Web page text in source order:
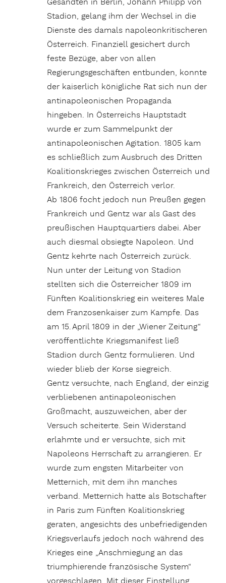
Gesandten in Berlin, Johann Philipp von
Stadion, gelang ihm der Wechsel in die
Dienste des damals napoleonkritischeren
Österreich. Finanziell gesichert durch
feste Bezüge, aber von allen
Regierungsgeschäften entbunden, konnte
der kaiserlich königliche Rat sich nun der
antinapoleonischen Propaganda
hingeben. In Österreichs Hauptstadt
wurde er zum Sammelpunkt der
antinapoleonischen Agitation. 1805 kam
es schließlich zum Ausbruch des Dritten
Koalitionskrieges zwischen Österreich und
Frankreich, den Österreich verlor.
Ab 1806 focht jedoch nun Preußen gegen
Frankreich und Gentz war als Gast des
preußischen Hauptquartiers dabei. Aber
auch diesmal obsiegte Napoleon. Und
Gentz kehrte nach Österreich zurück.
Nun unter der Leitung von Stadion
stellten sich die Österreicher 1809 im
Fünften Koalitionskrieg ein weiteres Male
dem Fran­zo­sen­kaiser zum Kampfe. Das
am 15. April 1809 in der „Wiener Zeitung“
veröffentlichte Kriegsmanifest ließ
Stadion durch Gentz formulieren. Und
wieder blieb der Korse siegreich.
Gentz versuchte, nach England, der einzig
verbliebenen antinapoleonischen
Großmacht, auszuweichen, aber der
Versuch scheiterte. Sein Widerstand
erlahmte und er versuchte, sich mit
Napoleons Herrschaft zu arrangieren. Er
wurde zum engsten Mitarbeiter von
Metternich, mit dem ihn manches
verband. Metternich hatte als Botschafter
in Paris zum Fünften Koalitionskrieg
geraten, angesichts des unbefriedigenden
Kriegsverlaufs jedoch noch während des
Krieges eine „Anschmiegung an das
triumphierende französische System“